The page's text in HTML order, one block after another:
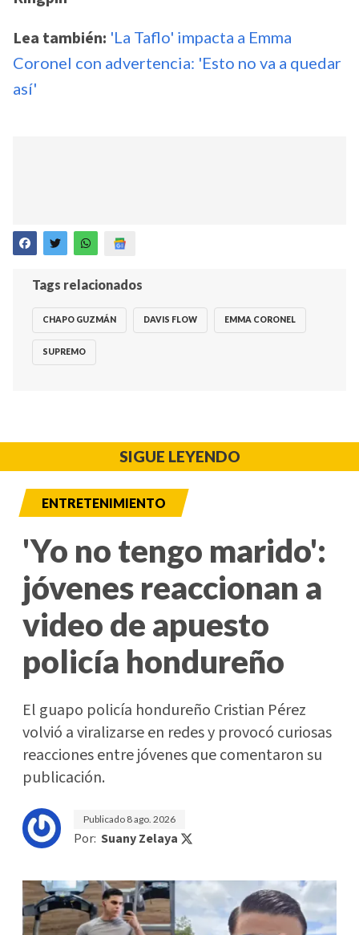
Lea también: 'La Taflo' impacta a Emma
Coronel con advertencia: 'Esto no va a quedar
así'
Tags relacionados
CHAPO GUZMÁN DAVIS FLOW EMMA CORONEL
SUPREMO
SIGUE LEYENDO
ENTRETENIMIENTO
'Yo no tengo marido':
jóvenes reaccionan a
video de apuesto
policía hondureño
El guapo policía hondureño Cristian Pérez
volvió a viralizarse en redes y provocó curiosas
reacciones entre jóvenes que comentaron su
publicación.
Publicado 8 ago. 2026
Por: Suany Zelaya